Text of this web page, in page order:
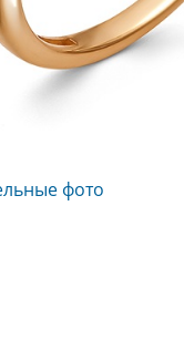
фото